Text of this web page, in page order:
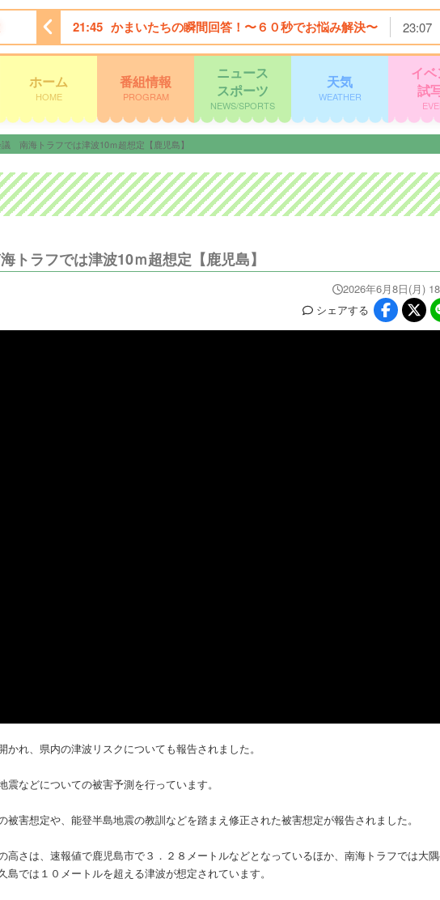
分ＳＰ 21:45 かまいたちの瞬間回答！〜６０秒でお悩み解決〜 23:07
ホーム
HOME
番組情報
PROGRAM
ニュース
スポーツ
NEWS/SPORTS
天気
WEATHER
イ
試
南海トラフでは津波10ｍ超想定【鹿児島】
ラフでは津波10ｍ超想定【鹿児島】
2026年6月8日(月)
シェアする
れ、県内の津波リスクについても報告されました。
などについての被害予測を行っています。
害想定や、能登半島地震の教訓などを踏まえ修正された被害想定が報告されました。
高さは、速報値で鹿児島市で３．２８メートルなどとなっているほか、南海トラフでは大
では１０メートルを超える津波が想定されています。